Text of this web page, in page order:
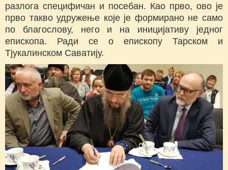
разлога специфичан и посебан. Као прво, ово је
прво такво удружење које је формирано не само
по благослову, него и на иницијативу једног
епископа. Ради се о епископу Тарском и
Тјукалинском Саватију.